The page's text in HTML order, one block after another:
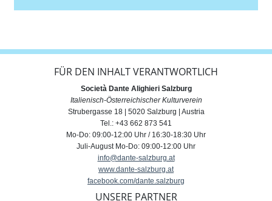
FÜR DEN INHALT VERANTWORTLICH
Società Dante Alighieri Salzburg
Italienisch-Österreichischer Kulturverein
Strubergasse 18 | 5020 Salzburg | Austria
Tel.: +43 662 873 541
Mo-Do: 09:00-12:00 Uhr / 16:30-18:30 Uhr
Juli-August Mo-Do: 09:00-12:00 Uhr
info@dante-salzburg.at
www.dante-salzburg.at
facebook.com/dante.salzburg
UNSERE PARTNER